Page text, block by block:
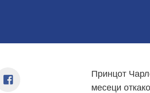
Принцот
месеци